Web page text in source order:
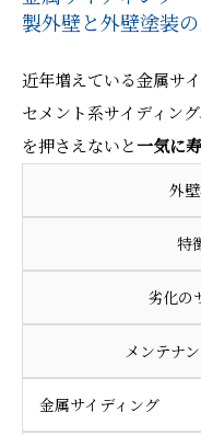
製外壁と外壁塗装
近年増えている金属サ
セメント系サイディン
を押さえないと一気に
外
特
劣化の
メンテナ
金属サイディング